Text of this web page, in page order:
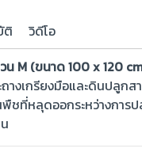
ติ
วิดีโอ
น M (ขนาด 100 x 120
เกรียงมือและดินปลูกส
ชที่หลุดออกระหว่างการ